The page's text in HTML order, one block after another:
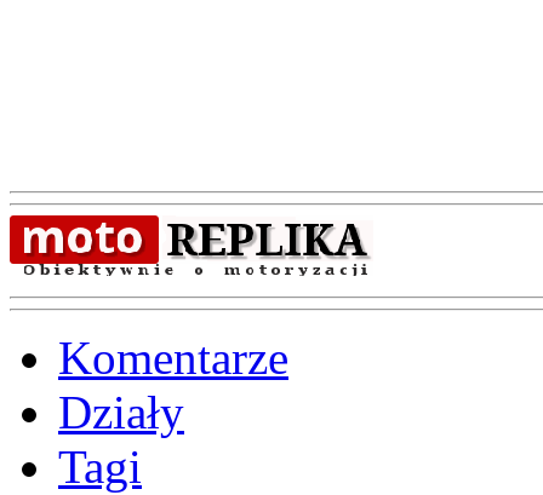
Komentarze
Działy
Tagi